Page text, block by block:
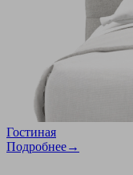
Гостиная
Подробнее→